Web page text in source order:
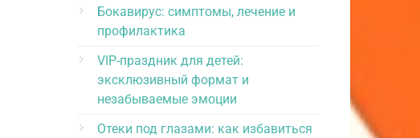
Бокавирус: симптомы, лечение и
профилактика
VIP-праздник для детей:
эксклюзивный формат и
незабываемые эмоции
Отеки под глазами: как избавиться